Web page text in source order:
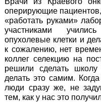
оперирующие
«работать руками»
участниками
опухолевые клетки и
к сожалению, нет
коллег селекцию на
решили сделать
делать это самим.
люди сразу же, не
тем, как у нас это